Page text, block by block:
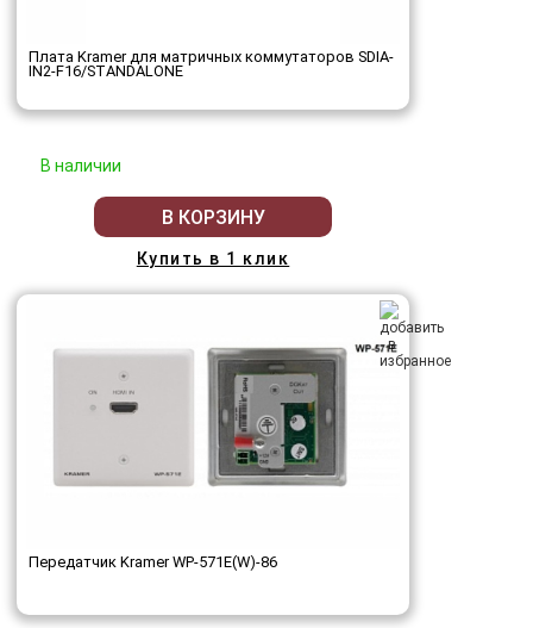
Плата Kramer для матричных коммутаторов SDIA-
IN2-F16/STANDALONE
В наличии
В КОРЗИНУ
Купить в 1 клик
Передатчик Kramer WP-571E(W)-86